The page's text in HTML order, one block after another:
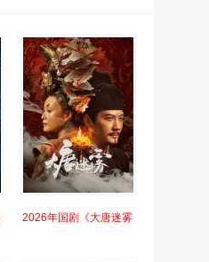
2026年国剧《大唐迷雾